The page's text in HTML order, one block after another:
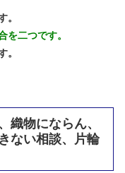
。
を二つです。
。
織物にならん、
ない相談、片輪